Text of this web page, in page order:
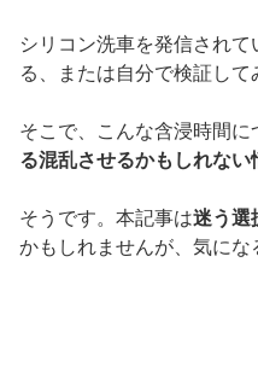
シリコン洗車を発信され
る、または自分で検証して
そこで、こんな含浸時間
る混乱させるかもしれない
そうです。本記事は迷う選
かもしれませんが、気にな